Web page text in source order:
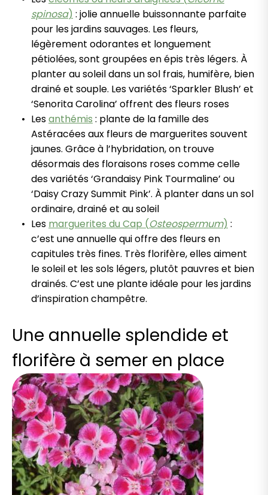
spinosa) : jolie annuelle buissonnante parfaite
pour les jardins sauvages. Les fleurs,
légèrement odorantes et longuement
pétiolées, sont groupées en épis très légers. À
planter au soleil dans un sol frais, humifère, bien
drainé et souple. Les variétés ‘Sparkler Blush’ et
‘Senorita Carolina’ offrent des fleurs roses
Lesanthémis : plante de la famille des
Astéracées aux fleurs de marguerites souvent
jaunes. Grâce à l’hybridation, on trouve
désormais des floraisons roses comme celle
des variétés ‘Grandaisy Pink Tourmaline’ ou
‘Daisy Crazy Summit Pink’. À planter dans un sol
ordinaire, drainé et au soleil
Les marguerites du Cap (Osteospermum) :
c’est une annuelle qui offre des fleurs en
capitules très fines. Très florifère, elles aiment
le soleil et les sols légers, plutôt pauvres et bien
drainés. C’est une plante idéale pour les jardins
d’inspiration champêtre.
Une annuelle splendide et
florifère à semer en place